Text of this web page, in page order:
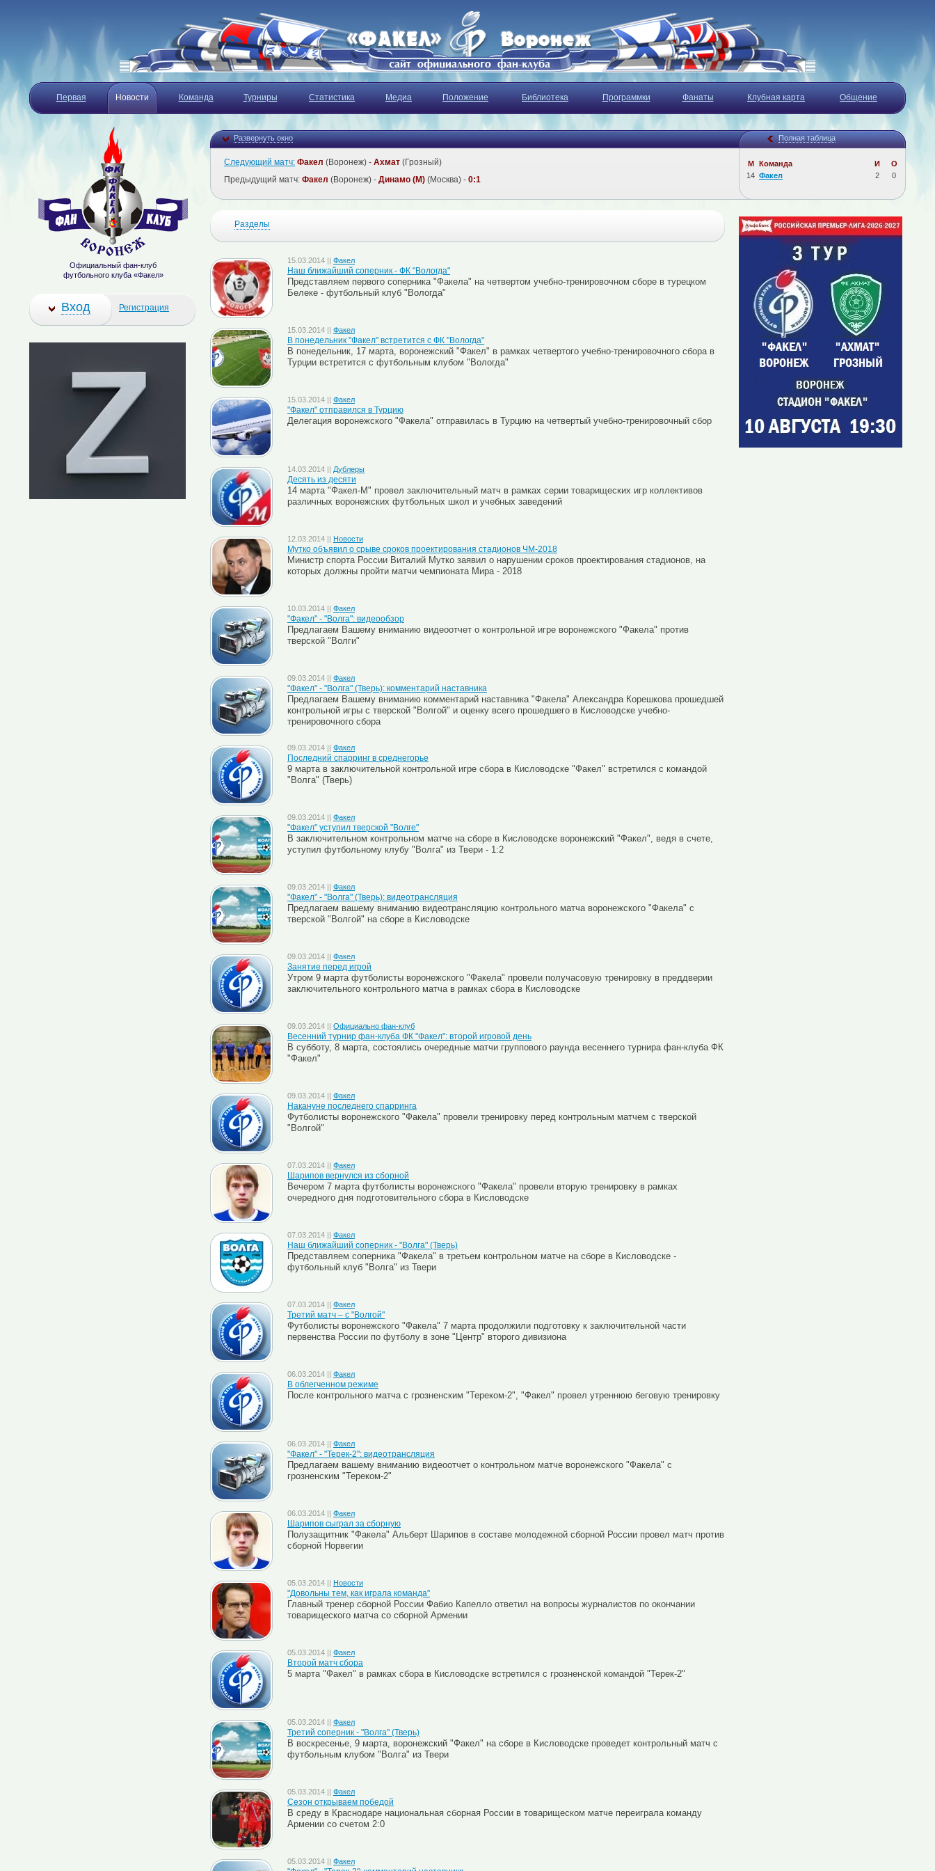
Первая Новости Команда Турниры Статистика Медиа Положение Библиотека Программки Фанаты Клубная карта Общение
Развернуть окно Полная таблица
М Команда И
О
14 Факел 2 0
Следующий матч: Факел (Воронеж) - Ахмат (Грозный)
Предыдущий матч: Факел (Воронеж) - Динамо (М) (Москва) - 0:1
Разделы
15.03.2014 || Факел
Наш ближайший соперник - ФК "Вологда"
Представляем первого соперника "Факела" на четвертом учебно-тренировочном сборе в турецком
Белеке - футбольный клуб "Вологда"
15.03.2014 || Факел
В понедельник "Факел" встретится с ФК "Вологда"
В понедельник, 17 марта, воронежский "Факел" в рамках четвертого учебно-тренировочного сбора в
Турции встретится с футбольным клубом "Вологда"
15.03.2014 || Факел
"Факел" отправился в Турцию
Делегация воронежского "Факела" отправилась в Турцию на четвертый учебно-тренировочный сбор
14.03.2014 || Дублеры
Десять из десяти
14 марта "Факел-М" провел заключительный матч в рамках серии товарищеских игр коллективов
различных воронежских футбольных школ и учебных заведений
12.03.2014 || Новости
Мутко объявил о срыве сроков проектирования стадионов ЧМ-2018
Министр спорта России Виталий Мутко заявил о нарушении сроков проектирования стадионов, на
которых должны пройти матчи чемпионата Мира - 2018
10.03.2014 || Факел
"Факел" - "Волга": видеообзор
Предлагаем Вашему вниманию видеоотчет о контрольной игре воронежского "Факела" против
тверской "Волги"
09.03.2014 || Факел
"Факел" - "Волга" (Тверь): комментарий наставника
Предлагаем Вашему вниманию комментарий наставника "Факела" Александра Корешкова прошедшей
контрольной игры с тверской "Волгой" и оценку всего прошедшего в Кисловодске учебно-
тренировочного сбора
09.03.2014 || Факел
Последний спарринг в среднегорье
9 марта в заключительной контрольной игре сбора в Кисловодске "Факел" встретился с командой
"Волга" (Тверь)
09.03.2014 || Факел
"Факел" уступил тверской "Волге"
В заключительном контрольном матче на сборе в Кисловодске воронежский "Факел", ведя в cчете,
уступил футбольному клубу "Волга" из Твери - 1:2
09.03.2014 || Факел
"Факел" - "Волга" (Тверь): видеотрансляция
Предлагаем вашему вниманию видеотрансляцию контрольного матча воронежского "Факела" с
тверской "Волгой" на сборе в Кисловодске
09.03.2014 || Факел
Занятие перед игрой
Утром 9 марта футболисты воронежского "Факела" провели получасовую тренировку в преддверии
заключительного контрольного матча в рамках сбора в Кисловодске
09.03.2014 || Официально фан-клуб
Весенний турнир фан-клуба ФК "Факел": второй игровой день
В субботу, 8 марта, состоялись очередные матчи группового раунда весеннего турнира фан-клуба ФК
"Факел"
09.03.2014 || Факел
Накануне последнего спарринга
Футболисты воронежского "Факела" провели тренировку перед контрольным матчем с тверской
"Волгой"
07.03.2014 || Факел
Шарипов вернулся из сборной
Вечером 7 марта футболисты воронежского "Факела" провели вторую тренировку в рамках
очередного дня подготовительного сбора в Кисловодске
07.03.2014 || Факел
Наш ближайший соперник - "Волга" (Тверь)
Представляем соперника "Факела" в третьем контрольном матче на сборе в Кисловодске -
футбольный клуб "Волга" из Твери
07.03.2014 || Факел
Третий матч – с "Волгой"
Футболисты воронежского "Факела" 7 марта продолжили подготовку к заключительной части
первенства России по футболу в зоне "Центр" второго дивизиона
06.03.2014 || Факел
В облегченном режиме
После контрольного матча с грозненским "Тереком-2", "Факел" провел утреннюю беговую тренировку
06.03.2014 || Факел
"Факел" - "Терек-2": видеотрансляция
Предлагаем вашему вниманию видеоотчет о контрольном матче воронежского "Факела" с
грозненским "Тереком-2"
06.03.2014 || Факел
Шарипов сыграл за сборную
Полузащитник "Факела" Альберт Шарипов в составе молодежной сборной России провел матч против
сборной Норвегии
05.03.2014 || Новости
"Довольны тем, как играла команда"
Главный тренер сборной России Фабио Капелло ответил на вопросы журналистов по окончании
товарищеского матча со сборной Армении
05.03.2014 || Факел
Второй матч сбора
5 марта "Факел" в рамках сбора в Кисловодске встретился с грозненской командой "Терек-2"
05.03.2014 || Факел
Третий соперник - "Волга" (Тверь)
В воскресенье, 9 марта, воронежский "Факел" на сборе в Кисловодске проведет контрольный матч с
футбольным клубом " Волга" из Твери
05.03.2014 || Факел
Cезон открываем победой
В среду в Краснодаре национальная сборная России в товарищеском матче переиграла команду
Армении со счетом 2:0
05.03.2014 || Факел
Официальный фан-клуб
футбольного клуба «Факел»
Вход Регистрация